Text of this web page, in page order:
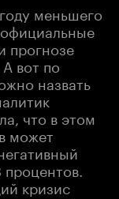
меньшего
прогнозе
вот по
назвать
что в этом
может
кризис